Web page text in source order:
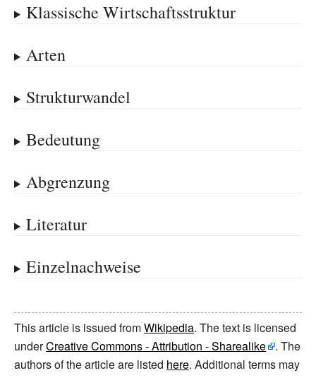
Klassische Wirtschaftsstruktur
Arten
Strukturwandel
Bedeutung
Abgrenzung
Literatur
Einzelnachweise
This article is issued fromWikipedia. The text is licensed
underCreative Commons - Attribution - Sharealike
. The
authors of the article are listed here. Additional terms may